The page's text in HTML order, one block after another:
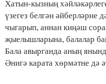
Хатын-кызның
үзегез белгән әйберләрне
чыгарып, аннан киңәш
җыелышларына, балалар
Бала авырганда аның
Әнигә карата хөрмәтне дә